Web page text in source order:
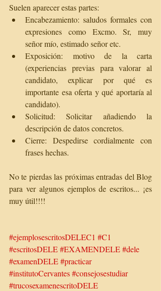
Suelen aparecer estas partes:
Encabezamiento: saludos formales con
expresiones como Excmo. Sr, muy
señor mío, estimado señor etc.
Exposición: motivo de la carta
(experiencias previas para valorar al
candidato, explicar por qué es
importante esa oferta y qué aportaría al
candidato).
Solicitud: Solicitar añadiendo la
descripción de datos concretos.
Cierre: Despedirse cordialmente con
frases hechas.
No te pierdas las próximas entradas del Blog
para ver algunos ejemplos de escritos... ¡es
muy útil!!!!
#ejemplosescritosDELEC1 #C1
#escritosDELE#EXAMENDELE#dele
#examenDELE#practicar
#institutoCervantes#consejosestudiar
#trucosexamenescritoDELE